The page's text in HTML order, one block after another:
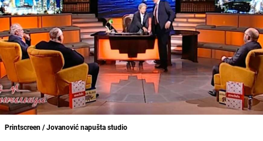
Printscreen / Jovanović napušta studio